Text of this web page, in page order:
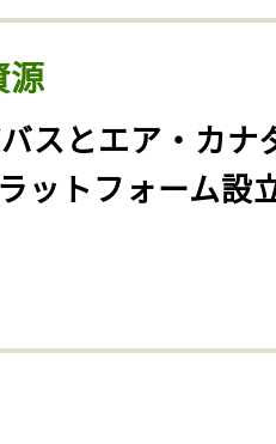
源
バスとエア・カナ
ットフォーム設